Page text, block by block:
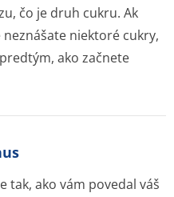
čo je druh cukru. Ak
niektoré cukry,
ako začnete
tak, ako vám povedal váš